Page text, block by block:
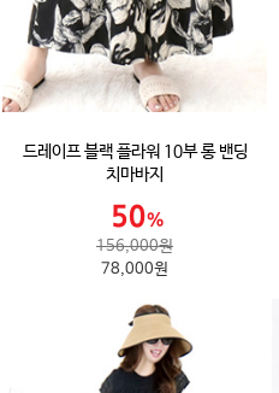
드레이프 블랙 플라워 10부 롱 밴딩
치마바지
156,000원
78,000원